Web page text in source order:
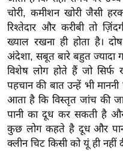
सा
ल
श
ख्सि
य
त
यं
ग
इं
चोरी, कमीशन खोरी जैसी
रिश्तेदार और करीबी तो
ख्याल रखना ही होता है।
अंदेशा, सबूत बारे बहुत ज्यादा
विशेष लोग होते हैं जो
पहचान की बात उन्हें भी
आता है कि विस्तृत जांच की
पानी का दूध कर सकती है
कुछ लोग कहते है दूध और
क्लीन चिट किसी को यूं ही नहीं